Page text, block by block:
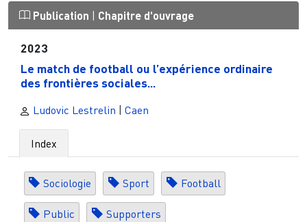
Publication | Chapitre d'ouvrage
2023
Le match de football ou l’expérience ordinaire
des frontières sociales...
Ludovic Lestrelin | Caen
Index
Sociologie Sport Football
Public Supporters